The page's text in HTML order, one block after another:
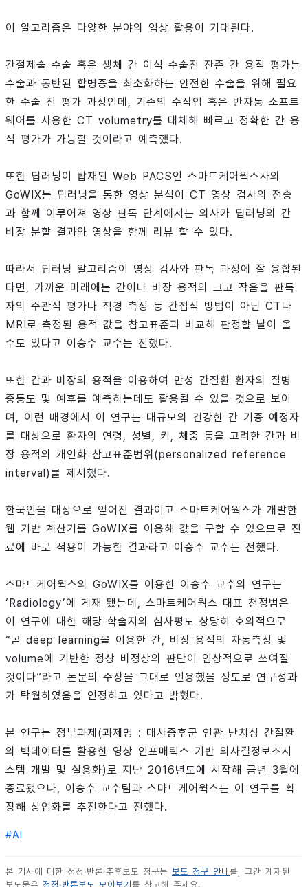
이 알고리즘은 다양한 분야의 임상 활용이 기대된다.
간절제술 수술 혹은 생체 간 이식 수술전 잔존 간 용적 평가는
수술과 동반된 합병증을 최소화하는 안전한 수술을 위해 필요
한 수술 전 평가 과정인데, 기존의 수작업 혹은 반자동 소프트
웨어를 사용한 CT volumetry를 대체해 빠르고 정확한 간 용
적 평가가 가능할 것이라고 예측했다.
또한 딥러닝이 탑재된 Web PACS인 스마트케어웍스사의
GoWIX는 딥러닝을 통한 영상 분석이 CT 영상 검사의 전송
과 함께 이루어져 영상 판독 단계에서는 의사가 딥러닝의 간
비장 분할 결과와 영상을 함께 리뷰 할 수 있다.
따라서 딥러닝 알고리즘이 영상 검사와 판독 과정에 잘 융합된
다면, 가까운 미래에는 간이나 비장 용적의 크고 작음을 판독
자의 주관적 평가나 직경 측정 등 간접적 방법이 아닌 CT나
MRI로 측정된 용적 값을 참고표준과 비교해 판정할 날이 올
수도 있다고 이승수 교수는 전했다.
또한 간과 비장의 용적을 이용하여 만성 간질환 환자의 질병
중등도 및 예후를 예측하는데도 활용될 수 있을 것으로 보이
며, 이런 배경에서 이 연구는 대규모의 건강한 간 기증 예정자
를 대상으로 환자의 연령, 성별, 키, 체중 등을 고려한 간과 비
장 용적의 개인화 참고표준범위(personalized reference
interval)를 제시했다.
한국인을 대상으로 얻어진 결과이고 스마트케어웍스가 개발한
웹 기반 계산기를 GoWIX를 이용해 값을 구할 수 있으므로 진
료에 바로 적용이 가능한 결과라고 이승수 교수는 전했다.
스마트케어웍스의 GoWIX를 이용한 이승수 교수의 연구는
‘Radiology’에 게재 됐는데, 스마트케어웍스 대표 천정범은
이 연구에 대한 해당 학술지의 심사평도 상당히 호의적으로
“곧 deep learning을 이용한 간, 비장 용적의 자동측정 및
volume에 기반한 정상 비정상의 판단이 임상적으로 쓰여질
것이다”라고 논문의 주장을 그대로 인용했을 정도로 연구성과
가 탁월하였음을 인정하고 있다고 밝혔다.
본 연구는 정부과제(과제명 : 대사증후군 연관 난치성 간질환
의 빅데이터를 활용한 영상 인포매틱스 기반 의사결정보조시
스템 개발 및 실용화)로 지난 2016년도에 시작해 금년 3월에
종료됐으나, 이승수 교수팀과 스마트케어웍스는 이 연구를 확
장해 상업화를 추진한다고 전했다.
#AI
본 기사에 대한 정정·반론·추후보도 청구는 보도 청구 안내 를, 그간 게재된
보도문은 정정·반론보도 모아보기 를 참고해 주세요.